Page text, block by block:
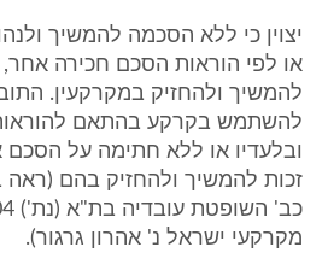
יצוין כי ללא הסכמה להמשיך
או לפי הוראות הסכם חכירה
להמשיך ולהחזיק במקרקעין.
להשתמש בקרקע בהתאם
זכות להמשיך ולהחזיק בהם
מקרקעי ישראל נ' אהרון גרגור).